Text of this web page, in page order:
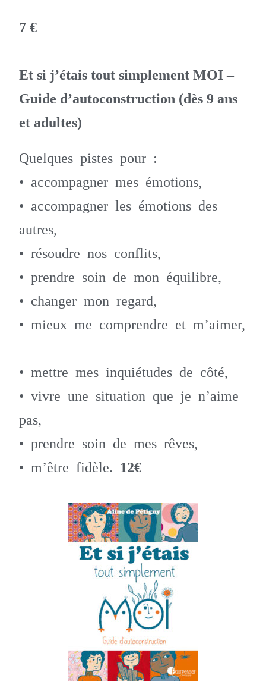
7 €
Et si j’étais tout simplement MOI –
Guide d’autoconstruction (dès 9 ans
et adultes)
Quelques pistes pour :
• accompagner mes émotions,
• accompagner les émotions des
autres,
• résoudre nos conflits,
• prendre soin de mon équilibre,
• changer mon regard,
• mieux me comprendre et m’aimer,
• mettre mes inquiétudes de côté,
• vivre une situation que je n’aime
pas,
• prendre soin de mes rêves,
• m’être fidèle. 12€